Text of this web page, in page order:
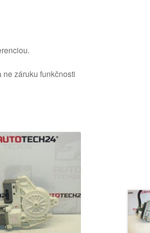
záruku funkčnosti